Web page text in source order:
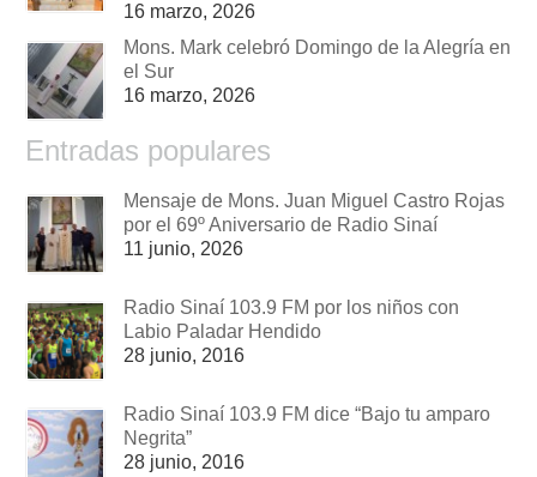
16 marzo, 2026
Mons. Mark celebró Domingo de la Alegría en
el Sur
16 marzo, 2026
Entradas populares
Mensaje de Mons. Juan Miguel Castro Rojas
por el 69º Aniversario de Radio Sinaí
11 junio, 2026
Radio Sinaí 103.9 FM por los niños con
Labio Paladar Hendido
28 junio, 2016
Radio Sinaí 103.9 FM dice “Bajo tu amparo
Negrita”
28 junio, 2016